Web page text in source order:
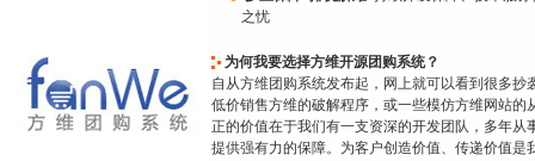
之忧
为何我要选择方维开源团购系统？
自从方维团购系统发布起，网上就可以看到很多
低价销售方维的破解程序，或一些模仿方维网站
正的价值在于我们有一支资深的开发团队，多年
提供强有力的保障。为客户创造价值、传递价值是